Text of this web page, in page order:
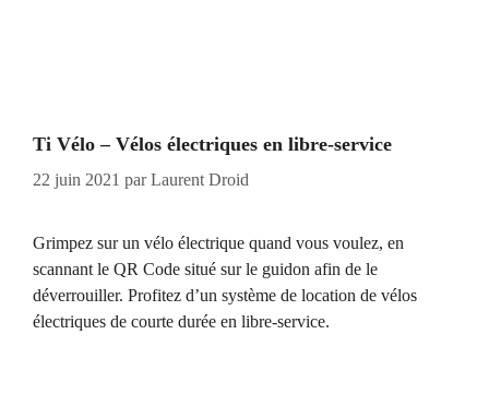
Ti Vélo – Vélos électriques en libre-service
22 juin 2021 parLaurent Droid
Grimpez sur un vélo électrique quand vous voulez, en
scannant le QR Code situé sur le guidon afin de le
déverrouiller. Profitez d’un système de location de vélos
électriques de courte durée en libre-service.